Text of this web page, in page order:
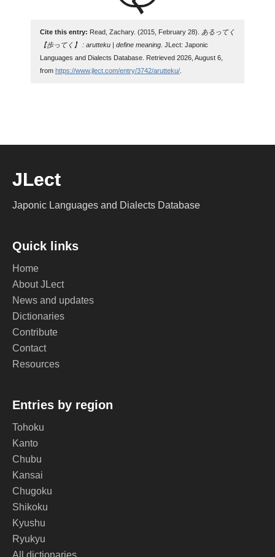
Cite this entry: Read, Zachary. (2015, February 28).
あるってく
【歩ってく】 : arutteku | define meaning. JLect: Japonic
Languages and Dialects Database. Retrieved 2026, August 6,
from https://www.jlect.com/entry/3742/arutteku/.
JLect
Japonic Languages and Dialects Database
Quick links
Home
About JLect
News and updates
Dictionaries
Contribute
Contact
Resources
Entries by region
Tohoku
Kanto
Chubu
Kansai
Chugoku
Shikoku
Kyushu
Ryukyu